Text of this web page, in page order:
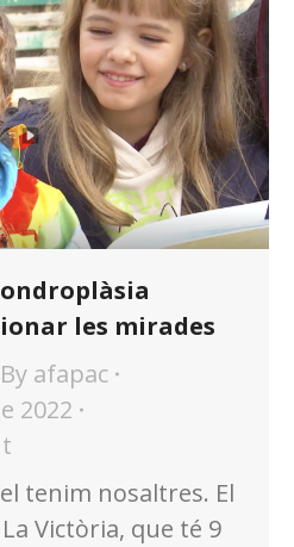
les mirades
By afapac
2022
tenim nosaltres. El
Victòria, que té 9